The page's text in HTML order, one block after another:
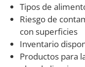
Tipos de
Riesgo de
con superficies
Inventario
Productos para